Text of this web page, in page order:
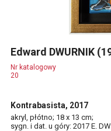
Edward DWURNIK
Nr katalogowy
20
Kontrabasista, 2017
akryl, płótno; 18 x 13 cm;
sygn. i dat. u góry: 2017 E.